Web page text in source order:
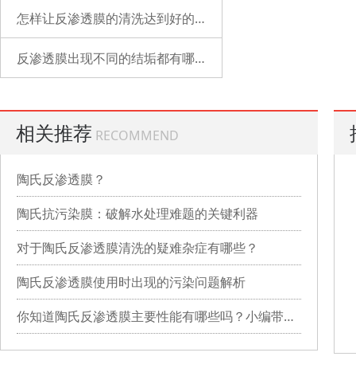
怎样让反渗透膜的清洗达到好的状态？
反渗透膜出现不同的结垢都有哪些表现？
相关推荐 RECOMMEND
陶氏反渗透膜？
陶氏抗污染膜：破解水处理难题的关键利器
对于陶氏反渗透膜清洗的疑难杂症有哪些？
陶氏反渗透膜使用时出现的污染问题解析
你知道陶氏反渗透膜主要性能有哪些吗？小编带你详细了解